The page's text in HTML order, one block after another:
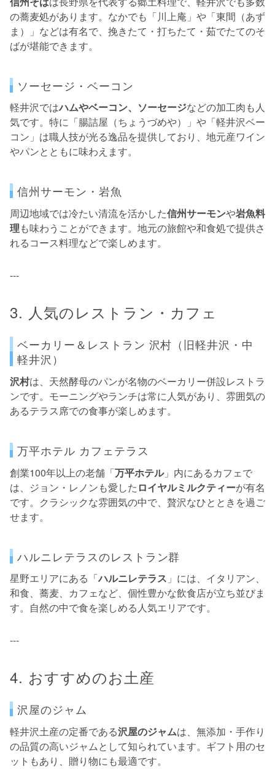
の蕎麦処があります。なかでも「川上庵」や「東間（あず
ま）」などは有名で、挽きたて・打ちたて・茹でたてのそ
ばが堪能できます。
ソーセージ・ベーコン
軽井沢ではハムやベーコン、ソーセージなどの加工肉も人
気です。特に「腸詰屋（ちょうづめや）」や「軽井沢ベー
コン」は職人技が光る逸品を提供しており、地元産ワイン
やパンとともに味わえます。
信州サーモン・岩魚
周辺地域では冷たい清流を活かした信州サーモンや岩魚料
理も味わうことができます。地元の旅館や和食処で提供さ
れるコース料理などで楽しめます。
---
3. 人気のレストラン・カフェ
ベーカリー＆レストラン 沢村（旧軽井沢・中
軽井沢）
沢村は、天然酵母のパンが名物のベーカリー併設レストラ
ンです。モーニングやランチは常に人気があり、雰囲気の
あるテラス席での食事が楽しめます。
万平ホテル カフェテラス
創業100年以上の老舗「万平ホテル」内にあるカフェで
は、ジョン・レノンも愛した ロイヤルミルクティーが有名
です。クラシックな雰囲気の中で、贅沢なひとときを過ご
せます。
ハルニレテラスのレストラン群
星野エリアにある「ハルニレテラス 」には、イタリアン、
和食、蕎麦、カフェなど、個性豊かな飲食店が立ち並びま
す。自然の中で食を楽しめる人気エリアです。
---
4. おすすめのお土産
沢屋のジャム
軽井沢土産の定番である沢屋のジャムは、無添加・手作り
の品質の高いジャムとして知られています。ギフト用のセ
ットもあり、贈り物にも最適です。